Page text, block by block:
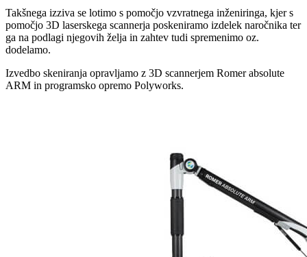
Takšnega izziva se lotimo s pomočjo vzvratnega inženiringa, kjer s
pomočjo 3D laserskega scannerja poskeniramo izdelek naročnika ter
ga na podlagi njegovih želja in zahtev tudi spremenimo oz.
dodelamo.
Izvedbo skeniranja opravljamo z 3D scannerjem Romer absolute
ARM in programsko opremo Polyworks.